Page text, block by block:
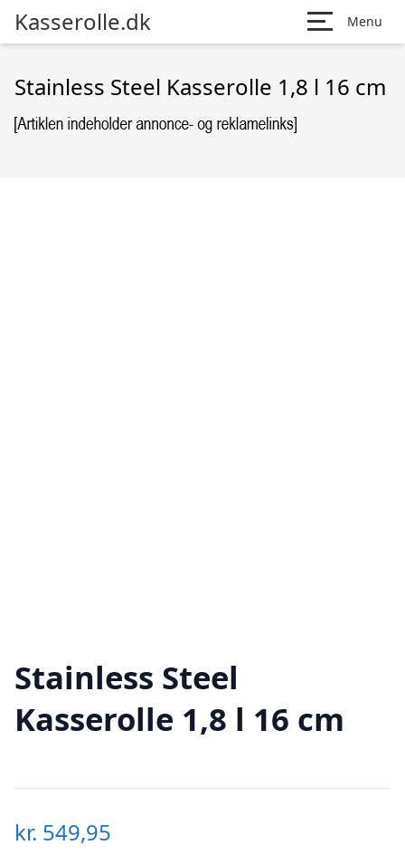
Kasserolle.dk Menu
Stainless Steel Kasserolle 1,8 l 16 cm
Stainless Steel
Kasserolle 1,8 l 16 cm
kr. 549,95